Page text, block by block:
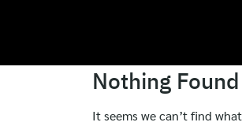
English
Nothing Found
It seems we can’t find